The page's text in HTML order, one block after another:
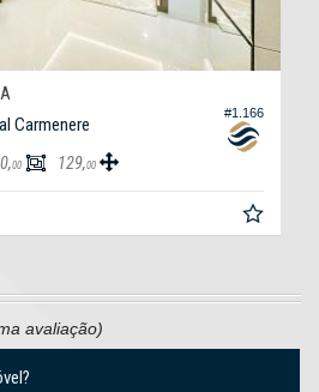
#1.166
Carmenere
00 129,00
avaliação)